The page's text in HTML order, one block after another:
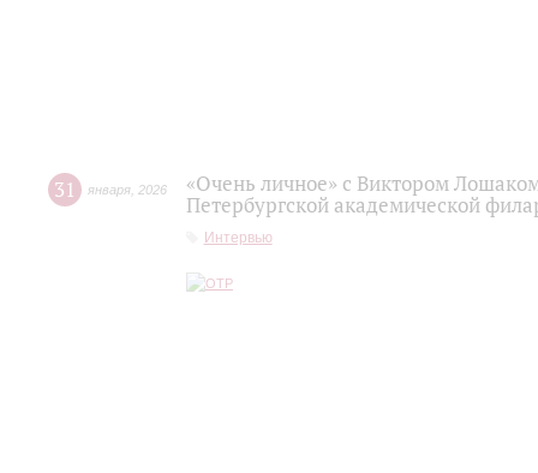
31 января 2026
«Очень личное» с Виктором
Петербургской академической
Интервью